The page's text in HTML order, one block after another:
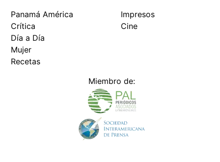
Panamá América
Crítica
Día a Día
Mujer
Recetas
Impresos
Cine
Miembro de: